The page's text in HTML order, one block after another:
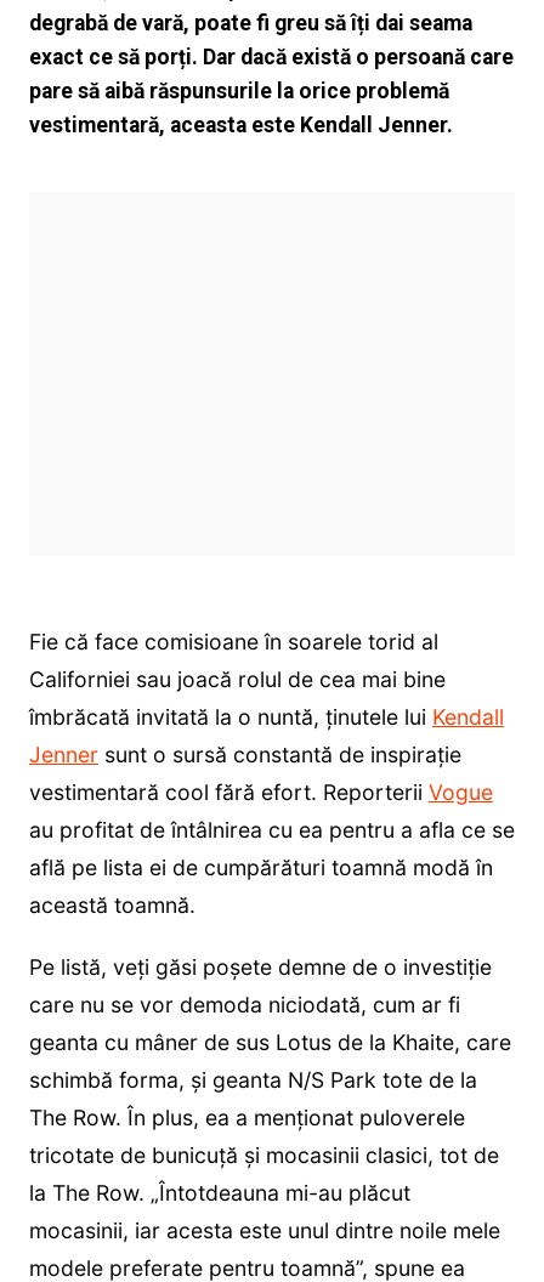
degrabă de vară, poate fi greu să îți dai seama
exact ce să porți. Dar dacă există o persoană care
pare să aibă răspunsurile la orice problemă
vestimentară, aceasta este Kendall Jenner.
Fie că face comisioane în soarele torid al
Californiei sau joacă rolul de cea mai bine
îmbrăcată invitată la o nuntă, ținutele lui Kendall
Jennersunt o sursă constantă de inspirație
vestimentară cool fără efort. Reporterii Vogue
au profitat de întâlnirea cu ea pentru a afla ce se
află pe lista ei de cumpărături toamnă modă în
această toamnă.
Pe listă, veți găsi poșete demne de o investiție
care nu se vor demoda niciodată, cum ar fi
geanta cu mâner de sus Lotus de la Khaite, care
schimbă forma, și geanta N/S Park tote de la
The Row. În plus, ea a menționat puloverele
tricotate de bunicuță și mocasinii clasici, tot de
la The Row. „Întotdeauna mi-au plăcut
mocasinii, iar acesta este unul dintre noile mele
modele preferate pentru toamnă”, spune ea